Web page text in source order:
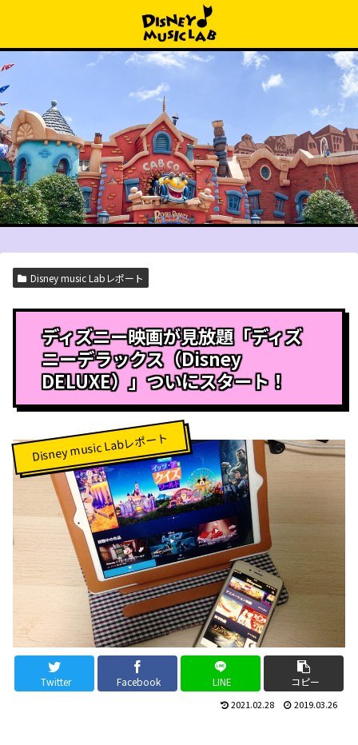
Disney music Labレポート
ディズニー映画が見放題「ディズ
ニーデラックス（Disney
DELUXE）」ついにスタート！
Disney music Labレポート
Twitter Facebook LINE コピー
2021.02.28 2019.03.26